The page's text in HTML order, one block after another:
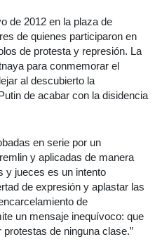
de 2012 en la plaza de
de quienes participaron en
de protesta y represión. La
para conmemorar el
al descubierto la
de acabar con la disidencia
en serie por un
y aplicadas de manera
y jueces es un intento
de expresión y aplastar las
de
un mensaje inequívoco: que
de ninguna clase.”